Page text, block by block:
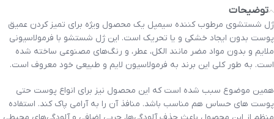
توضیحات
ژل شستشوی مرطوب کننده سیمپل یک محصول ویژه برای تمیز کردن عمیق
پوست بدون ایجاد خشکی و یا تحریک است. این ژل شستشو با فرمولاسیونی
ملایم و بدون مواد مضر مانند الکل، عطر، و رنگ‌های مصنوعی ساخته شده
است. به طور کلی این برند به فرمولاسیون لایم و طبیعی خود معروف است.
همین موضوع سبب شده است که این محصول نیز برای انواع پوست حتی
پوست های حساس هم مناسب باشد. منافذ آن را به آرامی پاک کند. استفاده